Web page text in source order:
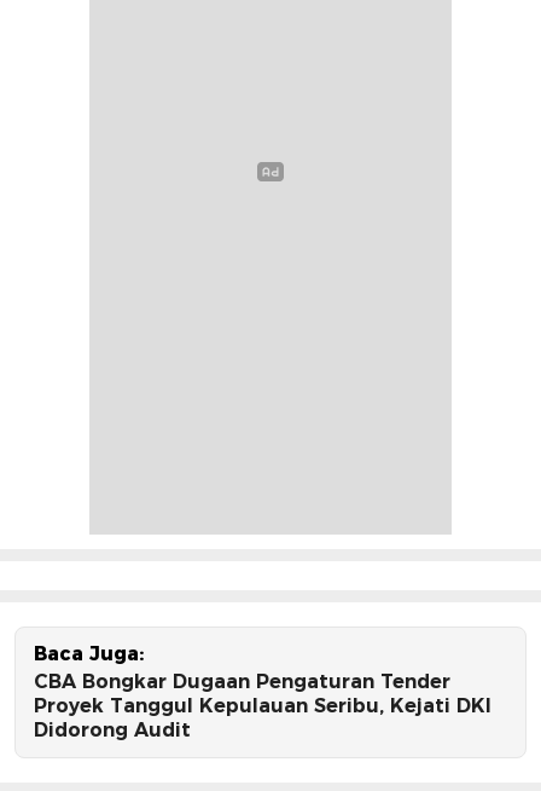
Baca Juga:
CBA Bongkar Dugaan Pengaturan Tender
Proyek Tanggul Kepulauan Seribu, Kejati DKI
Didorong Audit